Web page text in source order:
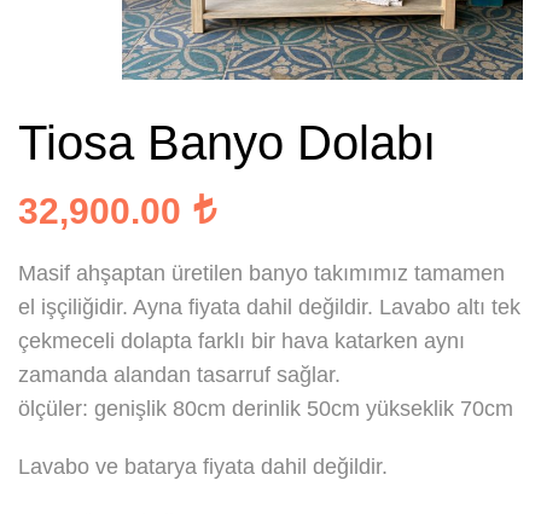
Tiosa Banyo Dolabı
32,900.00
Masif ahşaptan üretilen banyo takımımız tamamen
el işçiliğidir. Ayna fiyata dahil değildir. Lavabo altı tek
çekmeceli dolapta farklı bir hava katarken aynı
zamanda alandan tasarruf sağlar.
ölçüler: genişlik 80cm derinlik 50cm yükseklik 70cm
Lavabo ve batarya fiyata dahil değildir.